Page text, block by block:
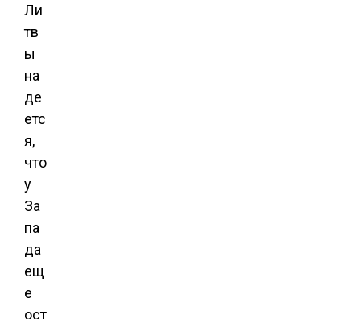
Ли
тв
ы
на
де
етс
я,
что
у
За
па
да
ещ
е
ост